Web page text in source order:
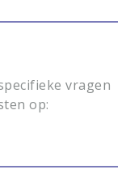
vragen
op: